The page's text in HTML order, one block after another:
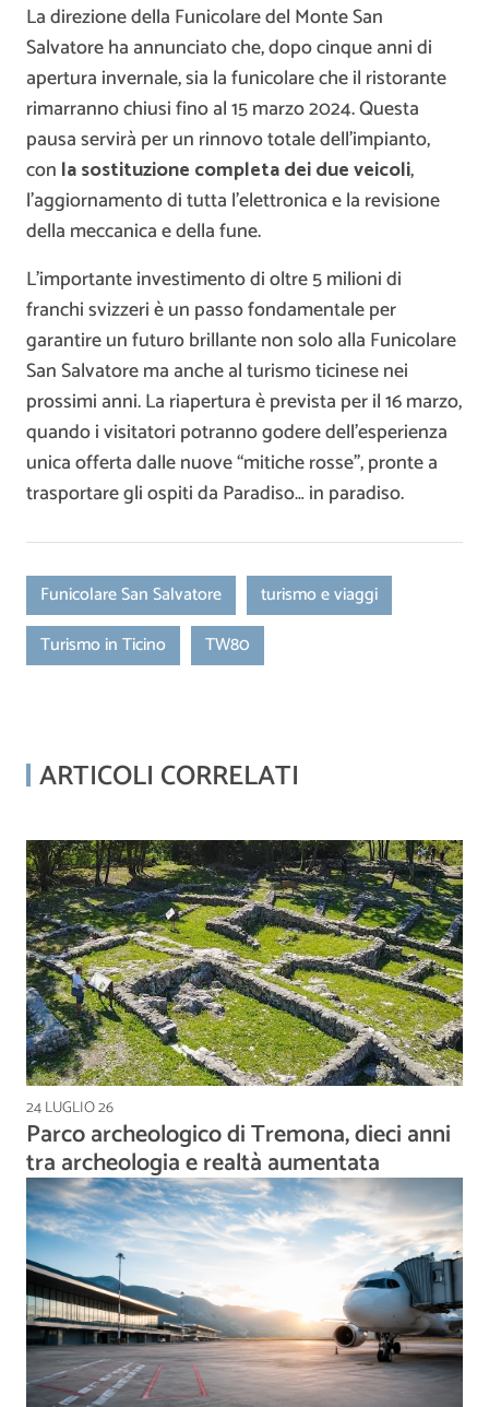
La direzione della Funicolare del Monte San
Salvatore ha annunciato che, dopo cinque anni di
apertura invernale, sia la funicolare che il ristorante
rimarranno chiusi fino al 15 marzo 2024. Questa
pausa servirà per un rinnovo totale dell’impianto,
con la sostituzione completa dei due veicoli,
l’aggiornamento di tutta l’elettronica e la revisione
della meccanica e della fune.
L’importante investimento di oltre 5 milioni di
franchi svizzeri è un passo fondamentale per
garantire un futuro brillante non solo alla Funicolare
San Salvatore ma anche al turismo ticinese nei
prossimi anni. La riapertura è prevista per il 16 marzo,
quando i visitatori potranno godere dell’esperienza
unica offerta dalle nuove “mitiche rosse”, pronte a
trasportare gli ospiti da Paradiso… in paradiso.
Funicolare San Salvatore
turismo e viaggi
Turismo in Ticino
TW80
ARTICOLI CORRELATI
24 LUGLIO 26
Parco archeologico di Tremona, dieci anni
tra archeologia e realtà aumentata